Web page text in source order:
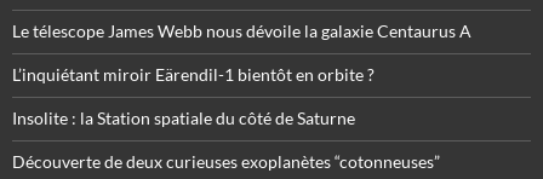
Le télescope James Webb nous dévoile la galaxie Centaurus A
L’inquiétant miroir Eärendil-1 bientôt en orbite ?
Insolite : la Station spatiale du côté de Saturne
Découverte de deux curieuses exoplanètes “cotonneuses”